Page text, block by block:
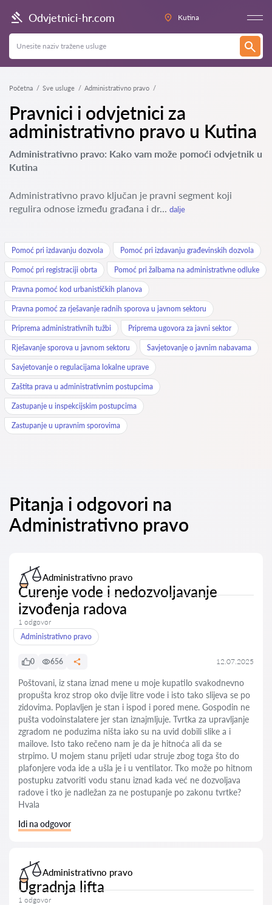
Odvjetnici-hr.com Kutina
Početna Sve usluge Administrativno pravo
Pravnici i odvjetnici za
administrativno pravo u Kutina
Administrativno pravo: Kako vam može pomoći odvjetnik u
Kutina
Administrativno pravo ključan je pravni segment koji
regulira odnose između građana i dr... dalje
Pomoć pri izdavanju dozvola Pomoć pri izdavanju građevinskih dozvola
Pomoć pri registraciji obrta Pomoć pri žalbama na administrativne odluke
Pravna pomoć kod urbanističkih planova
Pravna pomoć za rješavanje radnih sporova u javnom sektoru
Priprema administrativnih tužbi Priprema ugovora za javni sektor
Rješavanje sporova u javnom sektoru Savjetovanje o javnim nabavama
Savjetovanje o regulacijama lokalne uprave
Zaštita prava u administrativnim postupcima
Zastupanje u inspekcijskim postupcima
Zastupanje u upravnim sporovima
Pitanja i odgovori na
Administrativno pravo
Administrativno pravo
Curenje vode i nedozvoljavanje
izvođenja radova
1 odgovor
Administrativno pravo
0 656 12.07.2025
Poštovani, iz stana iznad mene u moje kupatilo svakodnevno
propušta kroz strop oko dvije litre vode i isto tako slijeva se po
zidovima. Poplavljen je stan i ispod i pored mene. Gospodin ne
pušta vodoinstalatere jer stan iznajmljuje. Tvrtka za upravljanje
zgradom ne poduzima ništa iako su na uvid dobili slike a i
mailove. Isto tako rečeno nam je da je hitnoća ali da se
strpimo. U mojem stanu prijeti udar struje zbog toga što do
plafonjere voda ide a ušla je i u ventilator. Tko može po hitnom
postupku zatvoriti vodu stanu iznad kada već ne dozvoljava
radove i tko je nadležan za ne postupanje po zakonu tvrtke?
Hvala
Idi na odgovor
Administrativno pravo
Ugradnja lifta
1 odgovor